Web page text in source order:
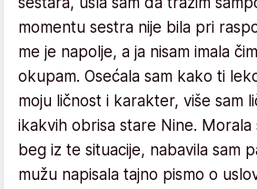
momentu sestra nije bila pri
me je napolje, a ja nisam imala
okupam. Osećala sam kako ti
moju ličnost i karakter, više sam
ikakvih obrisa stare Nine. Morala
beg iz te situacije, nabavila sam
mužu napisala tajno pismo o